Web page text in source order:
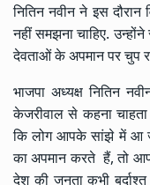
नितिन नवीन ने इस दौरान
नहीं समझना चाहिए.
देवताओं के अपमान पर चुप
भाजपा अध्यक्ष नितिन
केजरीवाल से कहना
कि लोग आपके सांझे में आ
का अपमान करते हैं, तो
देश की जनता कभी